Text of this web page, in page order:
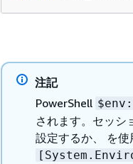
注記
PowerShell $env:
されます。セッシ
設定するか、 を使